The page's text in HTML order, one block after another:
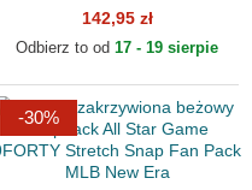
Stretch Snap New York
Yankees MLB New Era
142,95 zł
Odbierz to od 17 - 19 sierpie
-30%